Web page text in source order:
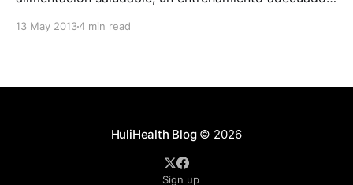
corporal no es lo mismo. Si no existe un plan
13 May 20134 min read
HuliHealth Blog© 2026
Sign up